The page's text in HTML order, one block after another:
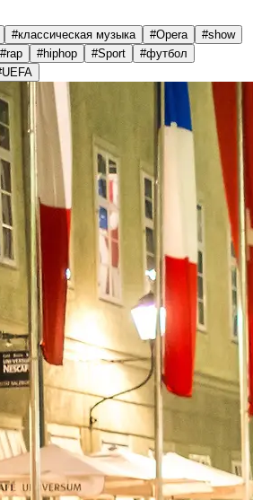
#классическая музыка #Opera #show
#rap #hiphop #Sport #футбол
UEFA